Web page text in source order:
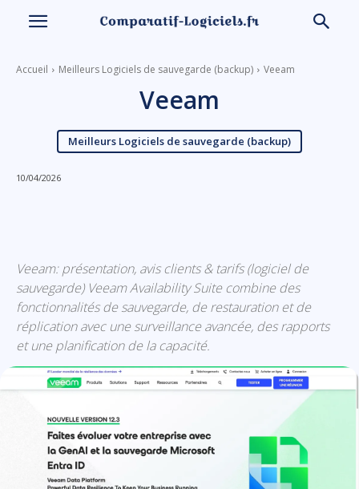
Accueil Meilleurs Logiciels de sauvegarde (backup) Veeam
Veeam
Meilleurs Logiciels de sauvegarde (backup)
10/04/2026
Veeam: présentation, avis clients & tarifs (logiciel de
sauvegarde) Veeam Availability Suite combine des
fonctionnalités de sauvegarde, de restauration et de
réplication avec une surveillance avancée, des rapports
et une planification de la capacité.